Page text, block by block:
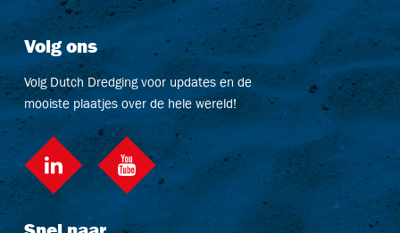
Volg ons
Volg Dutch Dredging voor updates en de
mooiste plaatjes over de hele wereld!
LinkedIn social::youtube